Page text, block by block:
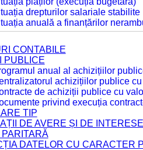
drepturilor salariale
anuală a finanțărilor
CONTABILE
PUBLICE
anual al achizițiilor
achizițiilor publice
de achiziții publice cu
privind execuția
TIP
DE AVERE ȘI DE INTERESE
PARITARĂ
DATELOR CU CARACTER